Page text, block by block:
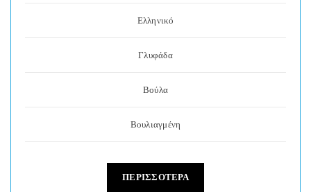
Ελληνικό
Γλυφάδα
Βούλα
Βουλιαγμένη
ΠΕΡΙΣΣΟΤΕΡΑ